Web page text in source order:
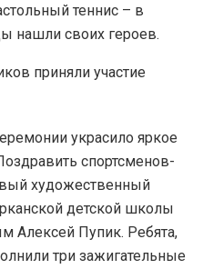
теннис – в
нашли своих героев.
украсило яркое
спортсменов-
художественный
детской школы
Алексей Пупик. Ребята,
три зажигательные